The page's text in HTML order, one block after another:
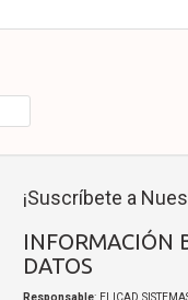
¡Suscríbete a
INFORMACIÓN
DATOS
Responsable: ELICAD